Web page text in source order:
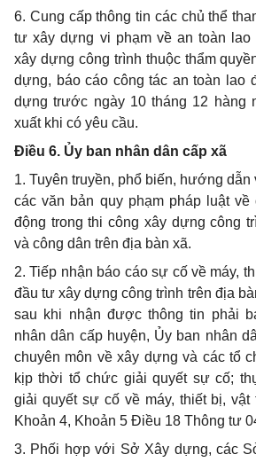
6. Cung cấp thông tin các chủ thể
tư xây dựng vi phạm về an toàn lao
xây dựng công trình thuộc thẩm
dựng, báo cáo công tác an toàn lao
dựng trước ngày 10 tháng 12 hàng
xuất khi có yêu cầu.
Điều 6. Ủy ban nhân dân cấp xã
1. Tuyên truyền, phổ biến, hướng
các văn bản quy phạm pháp luật
động trong thi công xây dựng công
và công dân trên địa bàn xã.
2. Tiếp nhận báo cáo sự cố về máy,
đầu tư xây dựng công trình trên địa
sau khi nhận được thông tin phải
nhân dân cấp huyện, Ủy ban nhân
chuyên môn về xây dựng và các tổ
kịp thời tổ chức giải quyết sự cố;
giải quyết sự cố về máy, thiết bị,
Khoản 4, Khoản 5 Điều 18 Thông tư
3. Phối hợp với Sở Xây dựng, các